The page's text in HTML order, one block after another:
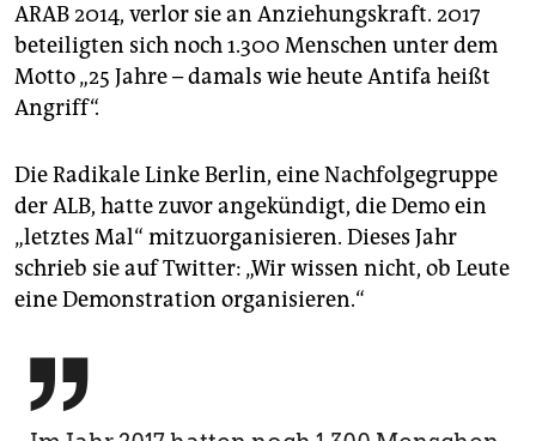
ARAB 2014, verlor sie an Anziehungskraft. 2017
beteiligten sich noch 1.300 Menschen unter dem
Motto „25 Jahre – damals wie heute Antifa heißt
Angriff“.
Die Radikale Linke Berlin, eine Nachfolgegruppe
der ALB, hatte zuvor angekündigt, die Demo ein
„letztes Mal“ mitzuorganisieren. Dieses Jahr
schrieb sie auf Twitter: „Wir wissen nicht, ob Leute
eine Demonstration organisieren.“
